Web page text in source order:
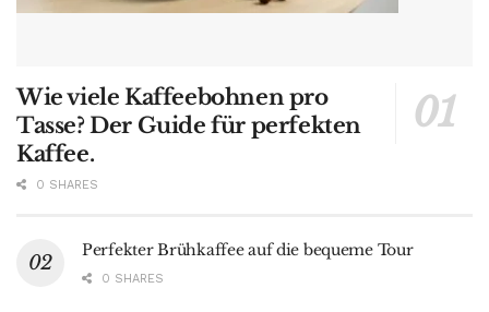
Wie viele Kaffeebohnen pro
Tasse? Der Guide für perfekten
Kaffee.
0 SHARES
Perfekter Brühkaffee auf die bequeme Tour
0 SHARES